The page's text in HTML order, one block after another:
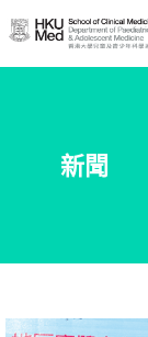
Skip
to
內
新聞